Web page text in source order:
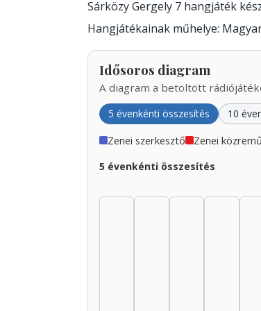
Sárközy Gergely 7 hangjáték
Hangjátékainak műhelye:
Idősoros diagram
A diagram a betöltött
5 évenkénti összesítés 10
Zenei szerkesztő Zenei
5 évenkénti összesítés